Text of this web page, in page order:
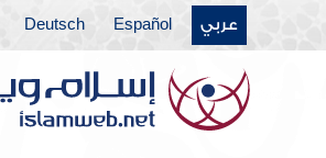
عربي Español
Deutsch